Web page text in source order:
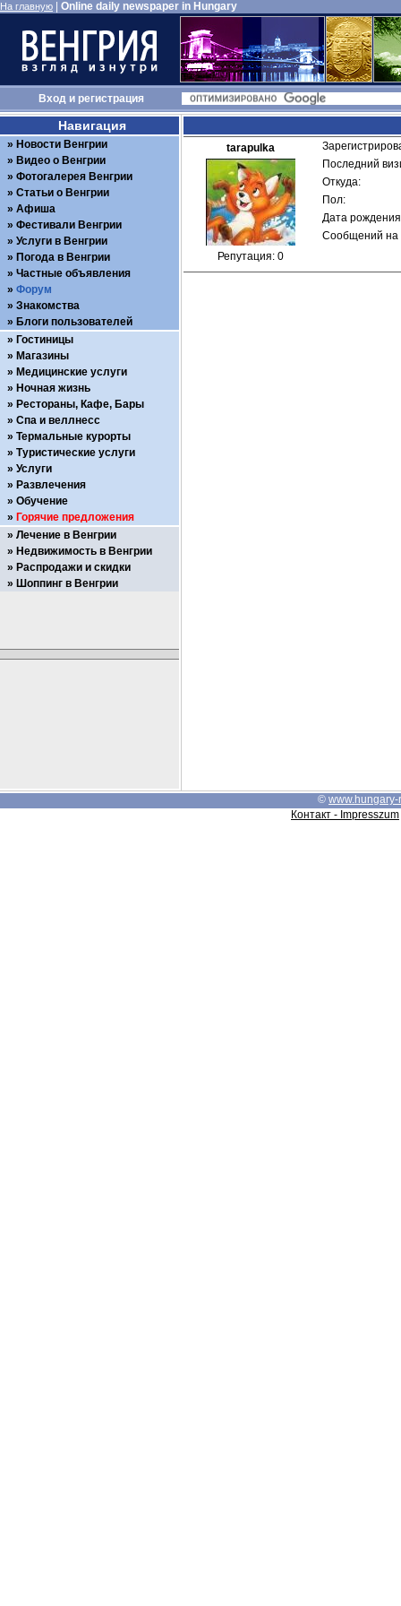
На главную Online daily newspaper in Hungary
Входи регистрация
tarapulka
Репутация: 0
Последний
Откуда:
Пол:
Дата
Сообщений на
Навигация
Новости Венгрии
Видео о Венгрии
Фотогалерея Венгрии
Статьи о Венгрии
Афиша
Фестивали Венгрии
Услуги в Венгрии
Погода в Венгрии
Частные объявления
Форум
Знакомства
Блоги пользователей
Гостиницы
Магазины
Медицинские услуги
Ночная жизнь
Рестораны, Кафе, Бары
Спа и веллнесс
Термальные курорты
Туристические услуги
Услуги
Развлечения
Обучение
Горячие предложения
Лечение в Венгрии
Недвижимость в Венгрии
Распродажи и скидки
Шоппинг в Венгрии
© www.hungary-
Контакт - Impresszum